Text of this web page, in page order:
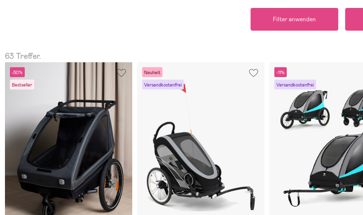
Filter anwenden
63 Treffer.
-50%
Bestseller
Neuheit
Versandkostenfrei
-11%
Versandkostenfrei